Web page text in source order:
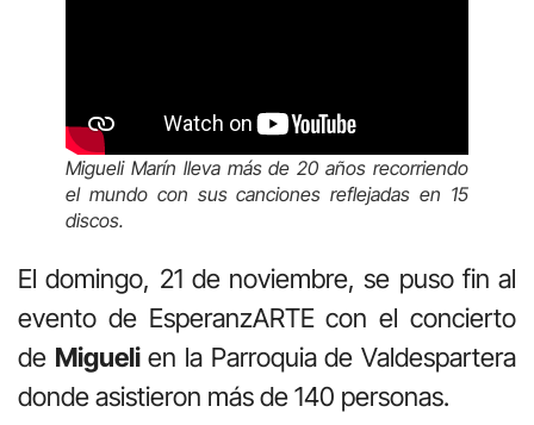
Migueli Marín lleva más de 20 años recorriendo
el mundo con sus canciones reflejadas en 15
discos.
El domingo, 21 de noviembre, se puso fin al
evento de EsperanzARTE con el concierto
de Miguelien la Parroquia de Valdespartera
donde asistieron más de 140 personas.